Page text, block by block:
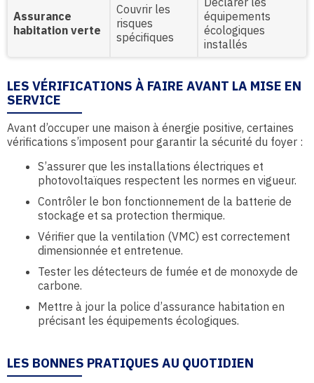
Assurance
habitation verte
Couvrir les
risques
spécifiques
équipements
écologiques
installés
LES VÉRIFICATIONS À FAIRE AVANT LA MISE EN
SERVICE
Avant d’occuper une maison à énergie positive, certaines
vérifications s’imposent pour garantir la sécurité du foyer :
S’assurer que les installations électriques et
photovoltaïques respectent les normes en vigueur.
Contrôler le bon fonctionnement de la batterie de
stockage et sa protection thermique.
Vérifier que la ventilation (VMC) est correctement
dimensionnée et entretenue.
Tester les détecteurs de fumée et de monoxyde de
carbone.
Mettre à jour la police d’assurance habitation en
précisant les équipements écologiques.
LES BONNES PRATIQUES AU QUOTIDIEN